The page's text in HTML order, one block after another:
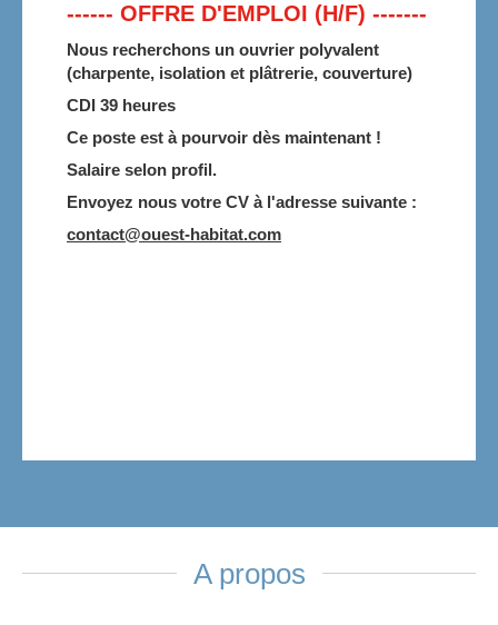
------ OFFRE D'EMPLOI (H/F) -------
Nous recherchons un ouvrier polyvalent
(charpente, isolation et plâtrerie, couverture)
CDI 39 heures
Ce poste est à pourvoir dès maintenant !
Salaire selon profil.
Envoyez nous votre CV à l'adresse suivante :
contact@ouest-habitat.com
A propos